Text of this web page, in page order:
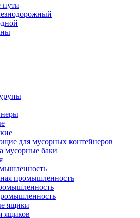
пути
для мусорных контейнеров
мусорные баки
промышленность
ящики
ящиков